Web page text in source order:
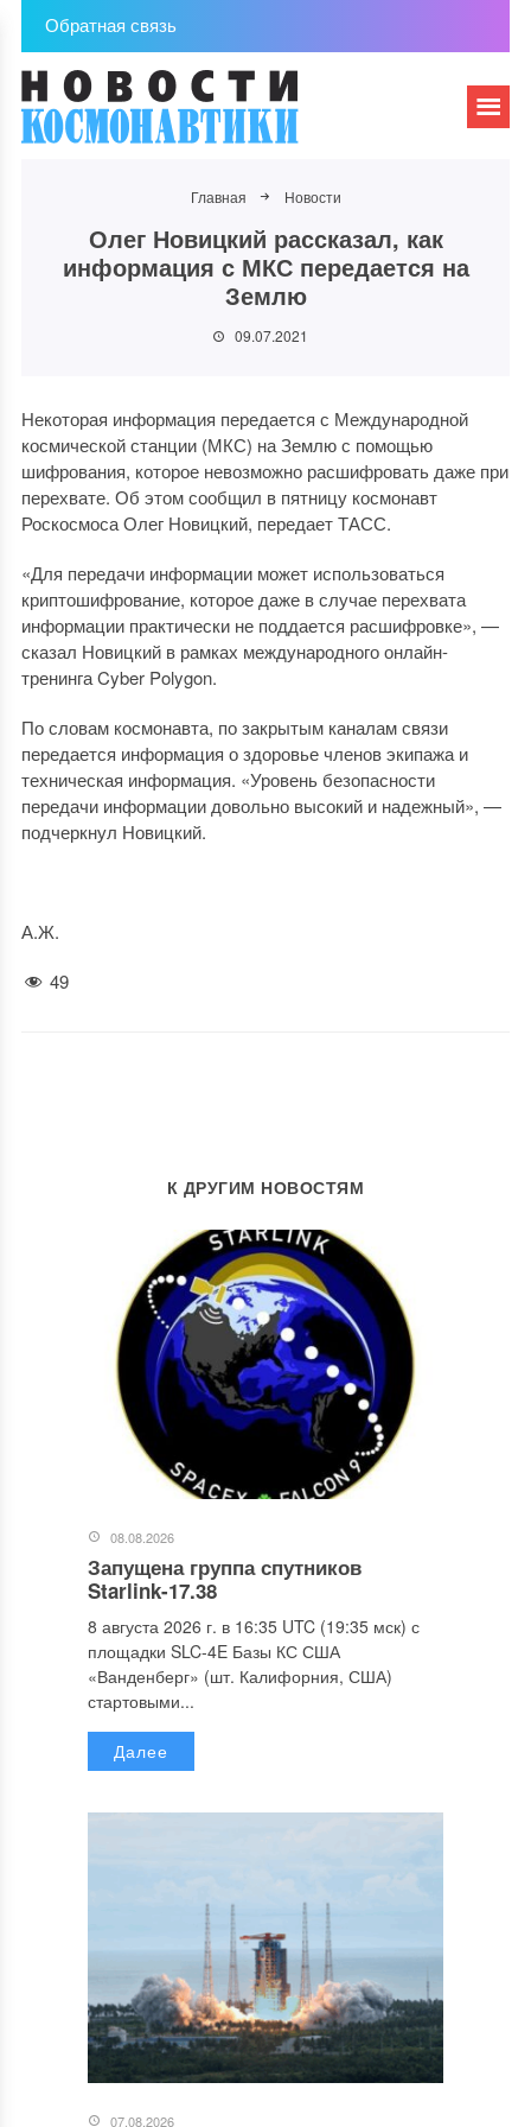
Обратная связь
Главная Новости
Олег Новицкий рассказал, как
информация с МКС передается на
Землю
09.07.2021
Некоторая информация передается с Международной
космической станции (МКС) на Землю с помощью
шифрования, которое невозможно расшифровать даже при
перехвате. Об этом сообщил в пятницу космонавт
Роскосмоса Олег Новицкий, передает ТАСС.
«Для передачи информации может использоваться
криптошифрование, которое даже в случае перехвата
информации практически не поддается расшифровке», —
сказал Новицкий в рамках международного онлайн-
тренинга Cyber Polygon.
По словам космонавта, по закрытым каналам связи
передается информация о здоровье членов экипажа и
техническая информация. «Уровень безопасности
передачи информации довольно высокий и надежный», —
подчеркнул Новицкий.
А.Ж.
49
К ДРУГИМ НОВОСТЯМ
08.08.2026
Запущена группа спутников
Starlink-17.38
8 августа 2026 г. в 16:35 UTC (19:35 мск) с
площадки SLC-4E Базы КС США
«Ванденберг» (шт. Калифорния, США)
стартовыми...
Далее
07.08.2026